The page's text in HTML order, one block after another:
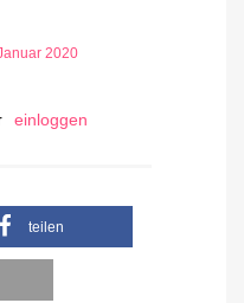
2020
einloggen
teilen